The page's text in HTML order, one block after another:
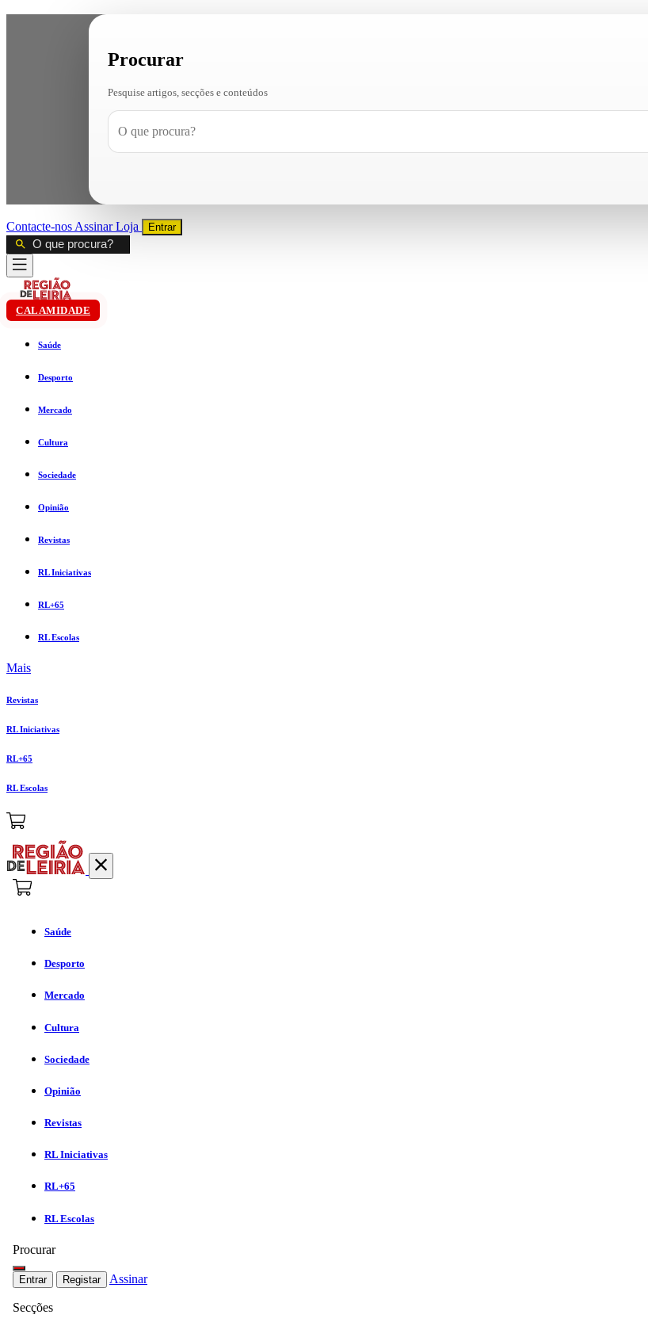
Procurar
Pesquise artigos, secções e conteúdos
Contacte-nos AssinarLoja Entrar
CALAMIDADE
Saúde
Desporto
Mercado
Cultura
Sociedade
Opinião
Revistas
RL Iniciativas
RL+65
RL Escolas
Mais
Revistas
RL Iniciativas
RL+65
RL Escolas
Saúde
Desporto
Mercado
Cultura
Sociedade
Opinião
Revistas
RL Iniciativas
RL+65
RL Escolas
Procurar
Entrar Registar Assinar
Secções